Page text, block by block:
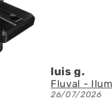
Denis
23/07/2026